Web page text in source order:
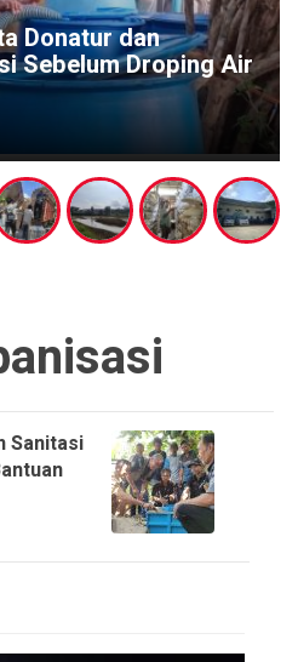
Donatur dan
Sebelum Droping Air
Sanitasi